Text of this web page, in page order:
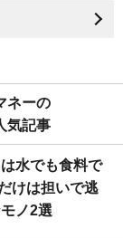
ネーの
気記事
水でも食料で
けは担いで逃
ノ2選